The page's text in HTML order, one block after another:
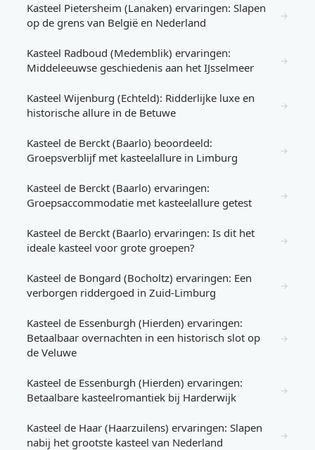
Kasteel Pietersheim (Lanaken) ervaringen: Slapen
op de grens van België en Nederland
→
Kasteel Radboud (Medemblik) ervaringen:
Middeleeuwse geschiedenis aan het IJsselmeer
→
Kasteel Wijenburg (Echteld): Ridderlijke luxe en
historische allure in de Betuwe
→
Kasteel de Berckt (Baarlo) beoordeeld:
Groepsverblijf met kasteelallure in Limburg
→
Kasteel de Berckt (Baarlo) ervaringen:
Groepsaccommodatie met kasteelallure getest
→
Kasteel de Berckt (Baarlo) ervaringen: Is dit het
ideale kasteel voor grote groepen?
→
Kasteel de Bongard (Bocholtz) ervaringen: Een
verborgen riddergoed in Zuid-Limburg
→
Kasteel de Essenburgh (Hierden) ervaringen:
Betaalbaar overnachten in een historisch slot op
de Veluwe
→
Kasteel de Essenburgh (Hierden) ervaringen:
Betaalbare kasteelromantiek bij Harderwijk
→
Kasteel de Haar (Haarzuilens) ervaringen: Slapen
nabij het grootste kasteel van Nederland
→